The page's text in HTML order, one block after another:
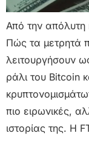
Από την απόλυτη
Πώς τα μετρητά
λειτουργήσουν
ράλι του Bitcoin
πιο ειρωνικές,
ιστορίας της. Η